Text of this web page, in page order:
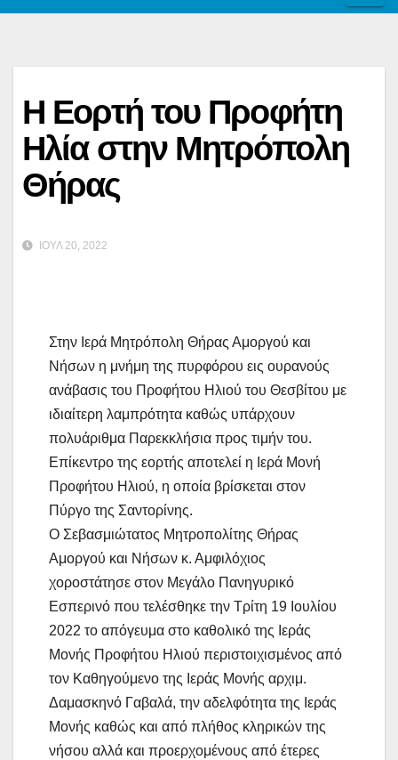
Η Εορτή του Προφήτη
Ηλία στην Μητρόπολη
Θήρας
ΙΟΎΛ 20, 2022
Στην Ιερά Μητρόπολη Θήρας Αμοργού και
Νήσων η μνήμη της πυρφόρου εις ουρανούς
ανάβασις του Προφήτου Ηλιού του Θεσβίτου με
ιδιαίτερη λαμπρότητα καθώς υπάρχουν
πολυάριθμα Παρεκκλήσια προς τιμήν του.
Επίκεντρο της εορτής αποτελεί η Ιερά Μονή
Προφήτου Ηλιού, η οποία βρίσκεται στον
Πύργο της Σαντορίνης.
Ο Σεβασμιώτατος Μητροπολίτης Θήρας
Αμοργού και Νήσων κ. Αμφιλόχιος
χοροστάτησε στον Μεγάλο Πανηγυρικό
Εσπερινό που τελέσθηκε την Τρίτη 19 Ιουλίου
2022 το απόγευμα στο καθολικό της Ιεράς
Μονής Προφήτου Ηλιού περιστοιχισμένος από
τον Καθηγούμενο της Ιεράς Μονής αρχιμ.
Δαμασκηνό Γαβαλά, την αδελφότητα της Ιεράς
Μονής καθώς και από πλήθος κληρικών της
νήσου αλλά και προερχομένους από έτερες